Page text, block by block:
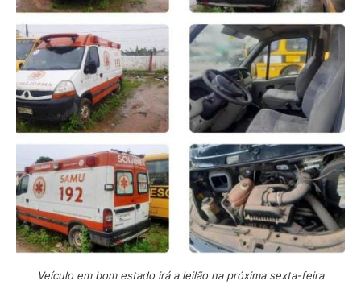
Veículo em bom estado irá a leilão na próxima sexta-feira